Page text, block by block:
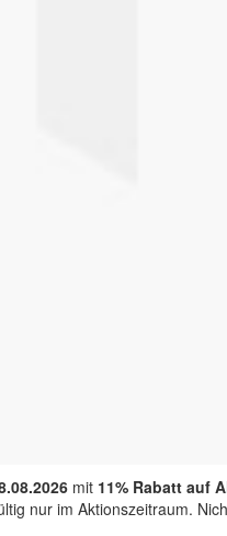
mit 11% Rabatt auf
nur im Aktionszeitraum.